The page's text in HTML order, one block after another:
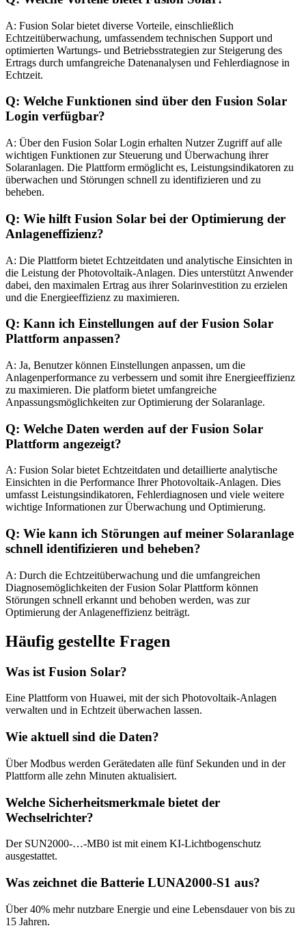
A: Fusion Solar bietet diverse Vorteile, einschließlich
Echtzeitüberwachung, umfassendem technischen Support und
optimierten Wartungs- und Betriebsstrategien zur Steigerung des
Ertrags durch umfangreiche Datenanalysen und Fehlerdiagnose in
Echtzeit.
Q: Welche Funktionen sind über den Fusion Solar
Login verfügbar?
A: Über den Fusion Solar Login erhalten Nutzer Zugriff auf alle
wichtigen Funktionen zur Steuerung und Überwachung ihrer
Solaranlagen. Die Plattform ermöglicht es, Leistungsindikatoren zu
überwachen und Störungen schnell zu identifizieren und zu
beheben.
Q: Wie hilft Fusion Solar bei der Optimierung der
Anlageneffizienz?
A: Die Plattform bietet Echtzeitdaten und analytische Einsichten in
die Leistung der Photovoltaik-Anlagen. Dies unterstützt Anwender
dabei, den maximalen Ertrag aus ihrer Solarinvestition zu erzielen
und die Energieeffizienz zu maximieren.
Q: Kann ich Einstellungen auf der Fusion Solar
Plattform anpassen?
A: Ja, Benutzer können Einstellungen anpassen, um die
Anlagenperformance zu verbessern und somit ihre Energieeffizienz
zu maximieren. Die platform bietet umfangreiche
Anpassungsmöglichkeiten zur Optimierung der Solaranlage.
Q: Welche Daten werden auf der Fusion Solar
Plattform angezeigt?
A: Fusion Solar bietet Echtzeitdaten und detaillierte analytische
Einsichten in die Performance Ihrer Photovoltaik-Anlagen. Dies
umfasst Leistungsindikatoren, Fehlerdiagnosen und viele weitere
wichtige Informationen zur Überwachung und Optimierung.
Q: Wie kann ich Störungen auf meiner Solaranlage
schnell identifizieren und beheben?
A: Durch die Echtzeitüberwachung und die umfangreichen
Diagnosemöglichkeiten der Fusion Solar Plattform können
Störungen schnell erkannt und behoben werden, was zur
Optimierung der Anlageneffizienz beiträgt.
Häufig gestellte Fragen
Was ist Fusion Solar?
Eine Plattform von Huawei, mit der sich Photovoltaik-Anlagen
verwalten und in Echtzeit überwachen lassen.
Wie aktuell sind die Daten?
Über Modbus werden Gerätedaten alle fünf Sekunden und in der
Plattform alle zehn Minuten aktualisiert.
Welche Sicherheitsmerkmale bietet der
Wechselrichter?
Der SUN2000-…-MB0 ist mit einem KI-Lichtbogenschutz
ausgestattet.
Was zeichnet die Batterie LUNA2000-S1 aus?
Über 40% mehr nutzbare Energie und eine Lebensdauer von bis zu
15 Jahren.